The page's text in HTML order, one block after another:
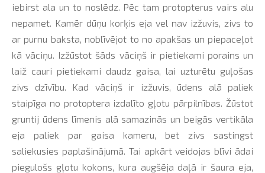
iebirst ala un to noslēdz. Pēc tam protopterus vairs alu
nepamet. Kamēr dūņu korķis eja vel nav izžuvis, zivs to
ar purnu baksta, noblīvējot to no apakšas un piepaceļot
kā vāciņu. Izžūstot šāds vāciņš ir pietiekami porains un
laiž cauri pietiekami daudz gaisa, lai uzturētu guļošas
zivs dzīvību. Kad vāciņš ir izžuvis, ūdens alā paliek
staipīga no protoptera izdalīto gļotu pārpilnības. Žūstot
gruntij ūdens līmenis alā samazinās un beigās vertikāla
eja paliek par gaisa kameru, bet zivs sastingst
saliekusies paplašinājumā. Tai apkārt veidojas blīvi ādai
piegulošs gļotu kokons, kura augšēja daļā ir šaura eja,